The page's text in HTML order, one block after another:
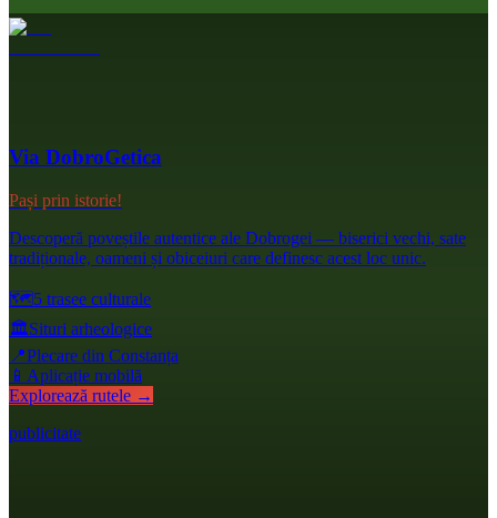
Via DobroGetica
Pași prin istorie!
Descoperă poveștile autentice ale Dobrogei — biserici vechi, sate
tradiționale, oameni și obiceiuri care definesc acest loc unic.
🗺️5 trasee culturale
🏛️Situri arheologice
📍Plecare din Constanța
📱 Aplicație mobilă
Explorează rutele →
publicitate